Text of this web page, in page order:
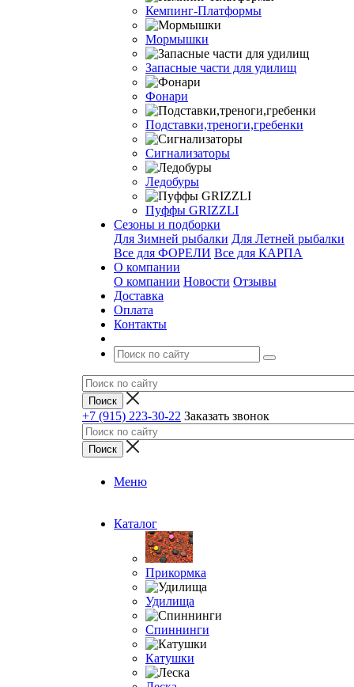
Кемпинг-Платформы
Мормышки
Запасные части для удилищ
Фонари
Подставки,треноги,гребенки
Сигнализаторы
Ледобуры
Пуффы GRIZZLI
Сезоны и подборки
Для Зимней рыбалки Для Летней рыбалки
Все для ФОРЕЛИ Все для КАРПА
О компании
О компании Новости Отзывы
Доставка
Оплата
Контакты
+7 (915) 223-30-22 Заказать звонок
Меню
Каталог
Прикормка
Удилища
Спиннинги
Катушки